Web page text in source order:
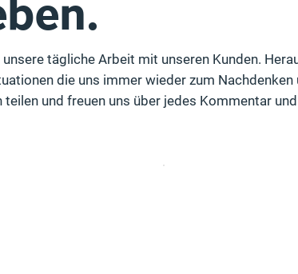
tägliche Arbeit mit unseren Kunden.
die uns immer wieder zum Nachdenken
und freuen uns über jedes Kommentar